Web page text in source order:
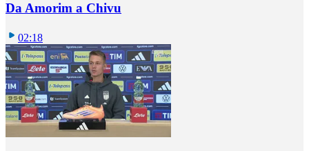
Da Amorim a Chivu
02:18